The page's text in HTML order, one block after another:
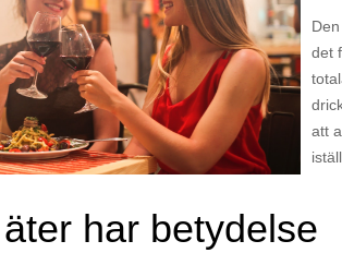
det
att
har betydelse